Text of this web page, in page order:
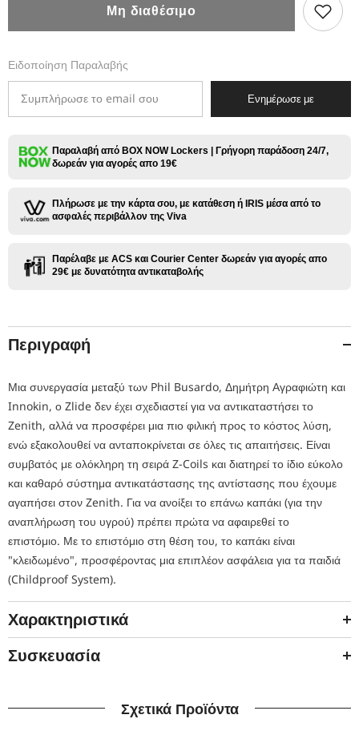
Μη διαθέσιμο
Ειδοποίηση Παραλαβής
Ενημέρωσε με
Παραλαβή από BOX NOW Lockers | Γρήγορη παράδοση 24/7,
δωρεάν για αγορές απο 19€
Πλήρωσε με την κάρτα σου, με κατάθεση ή IRIS μέσα από το
ασφαλές περιβάλλον της Viva
Παρέλαβε με ACS και Courier Center δωρεάν για αγορές απο
29€ με δυνατότητα αντικαταβολής
Περιγραφή
Μια συνεργασία μεταξύ των Phil Busardo, Δημήτρη Αγραφιώτη και
Innokin, ο Zlide δεν έχει σχεδιαστεί για να αντικαταστήσει το
Zenith, αλλά να προσφέρει μια πιο φιλική προς το κόστος λύση,
ενώ εξακολουθεί να ανταποκρίνεται σε όλες τις απαιτήσεις. Είναι
συμβατός με ολόκληρη τη σειρά Z-Coils και διατηρεί το ίδιο εύκολο
και καθαρό σύστημα αντικατάστασης της αντίστασης που έχουμε
αγαπήσει στον Zenith. Για να ανοίξει το επάνω καπάκι (για την
αναπλήρωση του υγρού) πρέπει πρώτα να αφαιρεθεί το
επιστόμιο. Με το επιστόμιο στη θέση του, το καπάκι είναι
"κλειδωμένο", προσφέροντας μια επιπλέον ασφάλεια για τα παιδιά
(Childproof System).
Χαρακτηριστικά
Συσκευασία
Σχετικά Προϊόντα